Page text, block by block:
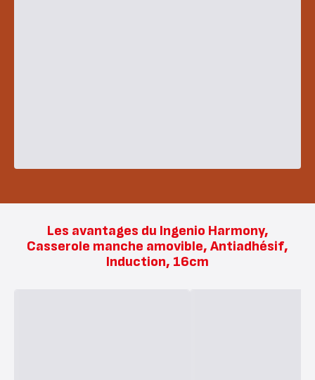
Les avantages du Ingenio Harmony,
Casserole manche amovible, Antiadhésif,
Induction, 16cm